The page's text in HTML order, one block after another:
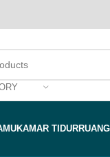
KAMAR TIDUR